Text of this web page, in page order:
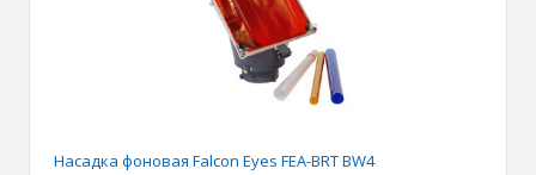
Насадка фоновая Falcon Eyes FEA-BRT BW4